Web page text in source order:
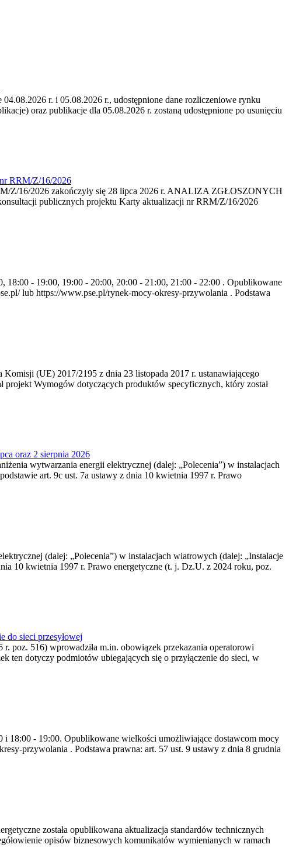
r. i 05.08.2026 r., udostępnione dane rozliczeniowe rynku
oraz publikacje dla 05.08.2026 r. zostaną udostępnione po usunięciu
RRM/Z/16/2026
Z/16/2026 zakończyły się 28 lipca 2026 r. ANALIZA ZGŁOSZONYCH
publicznych projektu Karty aktualizacji nr RRM/Z/16/2026
18:00 - 19:00, 19:00 - 20:00, 20:00 - 21:00, 21:00 - 22:00 . Opublikowane
lub https://www.pse.pl/rynek-mocy-okresy-przywolania . Podstawa
(UE) 2017/2195 z dnia 23‍ listopada 2017 r. ustanawiającego
Wymogów dotyczących produktów specyficznych, który został
oraz 2 sierpnia 2026
wytwarzania energii elektrycznej (dalej: „Polecenia”) w instalacjach
art. 9c ust. 7a ustawy z dnia 10 kwietnia 1997 r. Prawo
(dalej: „Polecenia”) w instalacjach wiatrowych (dalej: „Instalacje
10 kwietnia 1997 r. Prawo energetyczne (t. j. Dz.U. z 2024 roku, poz.
do sieci przesyłowej
poz. 516) wprowadziła m.in. obowiązek przekazania operatorowi
ten dotyczy podmiotów ubiegających się o przyłączenie do sieci, w
i 18:00 - 19:00. Opublikowane wielkości umożliwiające dostawcom mocy
przywolania . Podstawa prawna: art. 57 ust. 9 ustawy z dnia 8 grudnia
została opublikowana aktualizacja standardów technicznych
opisów biznesowych komunikatów wymienianych w ramach